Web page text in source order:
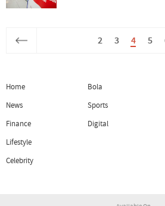
2 3 4 5
Home
News
Finance
Lifestyle
Celebrity
Bola
Sports
Digital